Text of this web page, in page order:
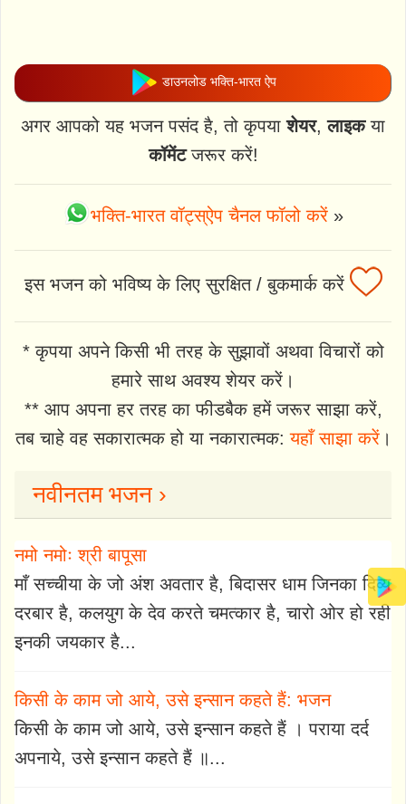
डाउनलोड भक्ति-भारत ऐप
अगर आपको यह भजन पसंद है, तो कृपयाशेयर,लाइकया
कॉमेंटजरूर करें!
भक्ति-भारत वॉट्स्ऐप चैनल फॉलो करें»
इस भजन को भविष्य के लिए सुरक्षित / बुकमार्क करें
* कृपया अपने किसी भी तरह के सुझावों अथवा विचारों को
हमारे साथ अवश्य शेयर करें।
** आप अपना हर तरह का फीडबैक हमें जरूर साझा करें,
तब चाहे वह सकारात्मक हो या नकारात्मक:यहाँ साझा करें।
नवीनतम भजन ›
नमो नमोः श्री बापूसा
माँ सच्चीया के जो अंश अवतार है, बिदासर धाम जिनका दिव्य
दरबार है, कलयुग के देव करते चमत्कार है, चारो ओर हो रही
इनकी जयकार है...
किसी के काम जो आये, उसे इन्सान कहते हैं: भजन
किसी के काम जो आये, उसे इन्सान कहते हैं । पराया दर्द
अपनाये, उसे इन्सान कहते हैं ॥...